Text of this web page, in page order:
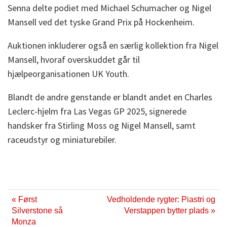
Senna delte podiet med Michael Schumacher og Nigel
Mansell ved det tyske Grand Prix på Hockenheim.
Auktionen inkluderer også en særlig kollektion fra Nigel
Mansell, hvoraf overskuddet går til
hjælpeorganisationen UK Youth.
Blandt de andre genstande er blandt andet en Charles
Leclerc-hjelm fra Las Vegas GP 2025, signerede
handsker fra Stirling Moss og Nigel Mansell, samt
raceudstyr og miniaturebiler.
« Først
Silverstone så
Monza
Vedholdende rygter: Piastri og
Verstappen bytter plads »